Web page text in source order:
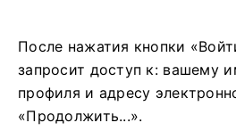
После нажатия кнопки
запросит доступ к: вашему
профиля и адресу
«Продолжить...».